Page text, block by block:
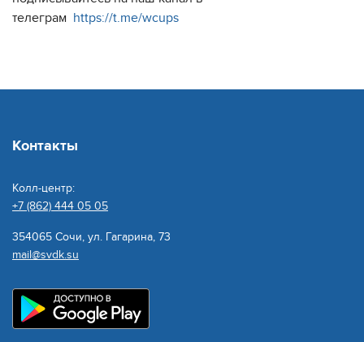
телеграм https://t.me/wcups
Контакты
Колл-центр:
+7 (862) 444 05 05
354065 Сочи, ул. Гагарина, 73
mail@svdk.su